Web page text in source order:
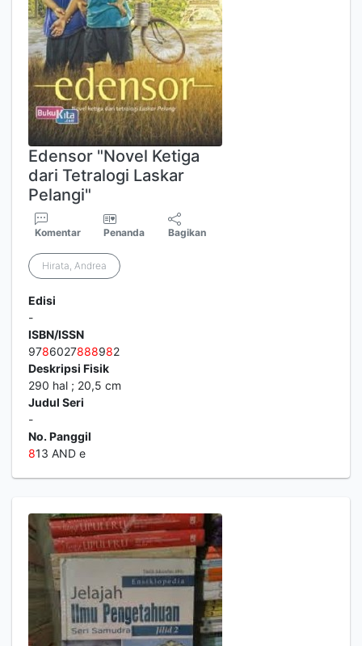
Edensor "Novel Ketiga
dari Tetralogi Laskar
Pelangi"
Komentar Penanda Bagikan
Hirata, Andrea
Edisi
-
ISBN/ISSN
9786027888982
Deskripsi Fisik
290 hal ; 20,5 cm
Judul Seri
-
No. Panggil
813 AND e